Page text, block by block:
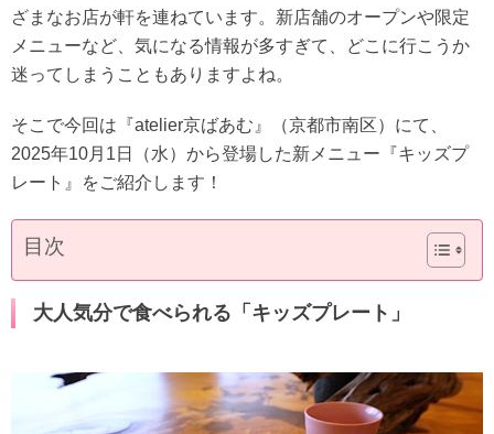
ざまなお店が軒を連ねています。新店舗のオープンや限定
メニューなど、気になる情報が多すぎて、どこに行こうか
迷ってしまうこともありますよね。
そこで今回は『atelier京ばあむ』（京都市南区）にて、
2025年10月1日（水）から登場した新メニュー『キッズプ
レート』をご紹介します！
目次
大人気分で食べられる「キッズプレート」